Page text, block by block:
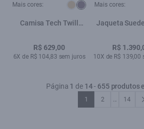
Mais cores:
Camisa Tech Twill
Blue
R$ 629,00
6X de R$ 104,83 sem juros
Mais cores:
Jaqueta
R$
10X de R$ 139,00
Página 1 de 14- 655 produtos
1 2 14